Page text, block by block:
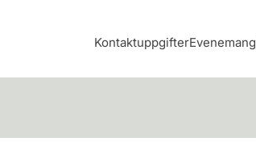
KontaktuppgifterEvenemang